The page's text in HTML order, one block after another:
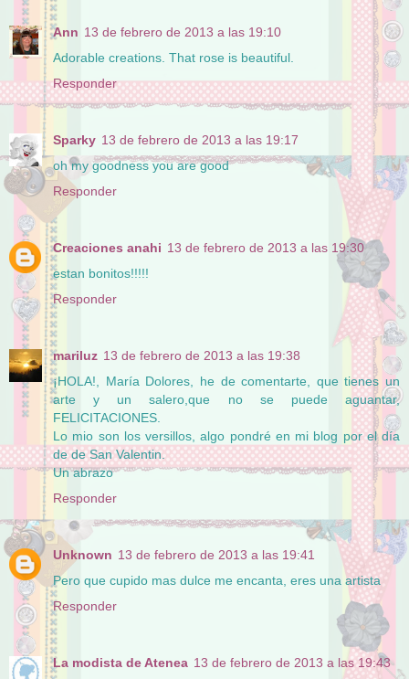
Ann 13 de febrero de 2013 a las 19:10
Adorable creations. That rose is beautiful.
Responder
Sparky 13 de febrero de 2013 a las 19:17
oh my goodness you are good
Responder
Creaciones anahi 13 de febrero de 2013 a las 19:30
estan bonitos!!!!!
Responder
mariluz 13 de febrero de 2013 a las 19:38
¡HOLA!, María Dolores, he de comentarte, que tienes un
arte y un salero,que no se puede aguantar,
FELICITACIONES.
Lo mio son los versillos, algo pondré en mi blog por el día
de de San Valentin.
Un abrazo
Responder
Unknown 13 de febrero de 2013 a las 19:41
Pero que cupido mas dulce me encanta, eres una artista
Responder
La modista de Atenea 13 de febrero de 2013 a las 19:43